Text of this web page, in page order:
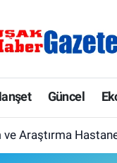
Güncel
Hastanesi'nden Dünya Emzirme
Haritası